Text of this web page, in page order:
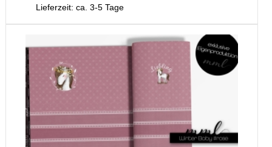
Lieferzeit: ca. 3-5 Tage